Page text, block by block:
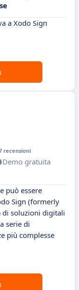
a Xodo Sign
recensioni
Demo gratuita
può essere
Sign (formerly
di soluzioni digitali
serie di
più complesse